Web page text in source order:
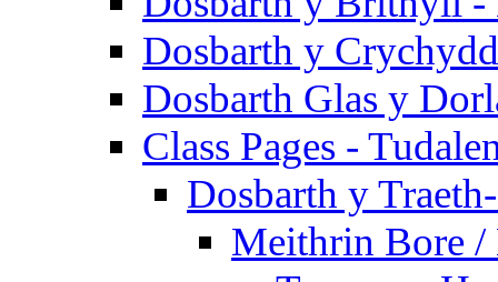
Dosbarth y
Dosbarth Glas y
Class Pages -
Dosbarth y
Meithrin Bore